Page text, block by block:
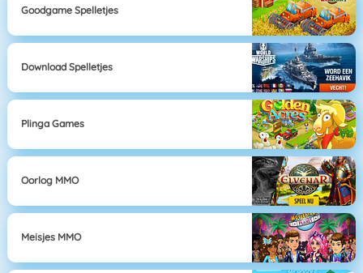
Goodgame Spelletjes
Download Spelletjes
Plinga Games
Oorlog MMO
Meisjes MMO